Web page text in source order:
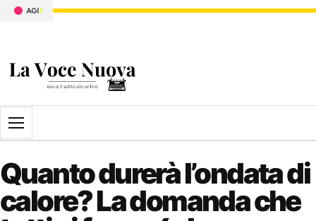
Apri il menu
Quanto durerà l’ondata di
calore? La domanda che